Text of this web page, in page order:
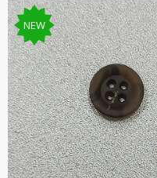
NEW